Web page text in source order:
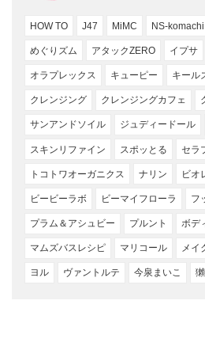
HOW TO J47 MiMC NS-komachi
めぐりズム アタックZERO イプサ
オラプレックス キューピー キール
クレンジング クレンジングカフェ
サンアンドソイル ジュディードール
スキンリファイン スポッとる セラ
トコトワオーガニクス ナリン ビオ
ビービーラボ ビーマイフローラ フ
プラム＆アシュビー プルント ボデ
マムズバスレシピ マリコール メイ
ヨル ヴァントルテ 今泉まいこ